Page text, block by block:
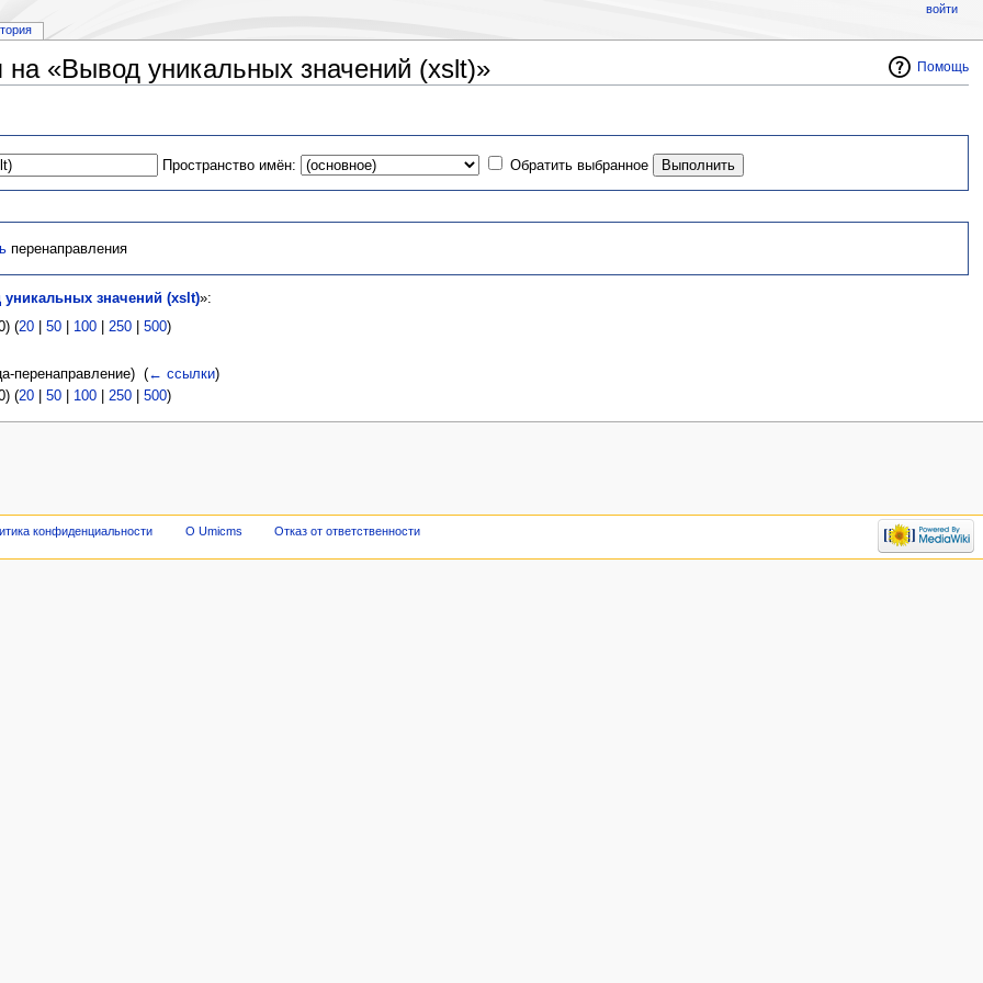
Помощь
«Вывод уникальных значений (xslt)»
Пространство имён: Обратить выбранное
перенаправления
значений (xslt)»:
(20| 50| 100| 250| 500)
перенаправление) (← ссылки)
(20| 50| 100| 250| 500)
войти
конфиденциальности О Umicms Отказ от ответственности